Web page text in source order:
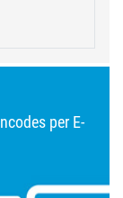
per E-